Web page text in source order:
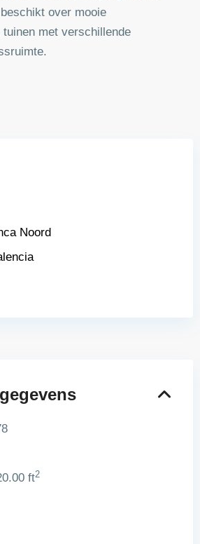
over mooie
met verschillende
Noord
ft2